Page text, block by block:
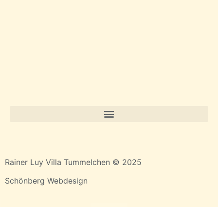
Rainer Luy Villa Tummelchen © 2025
Schönberg Webdesign